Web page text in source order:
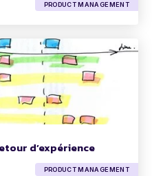
PRODUCT MANAGEMENT
d’expérience
PRODUCT MANAGEMENT